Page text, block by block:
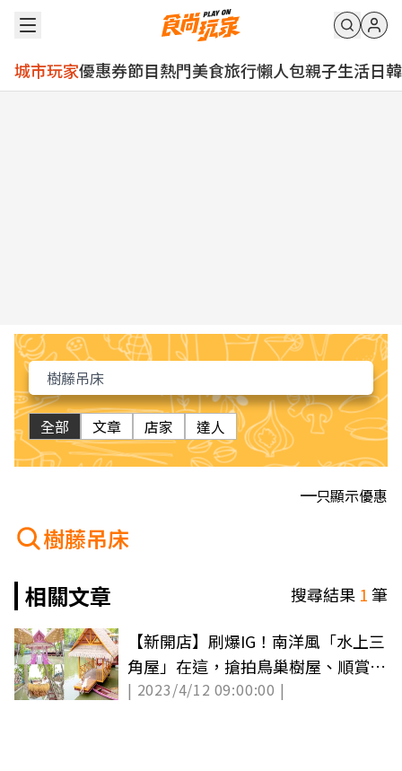
城市玩家優惠券節目熱門美食旅行懶人包親子生活日韓
全部 文章 店家 達人
只顯示優惠
樹藤吊床
相關文章
搜尋結果 1筆
【新開店】刷爆IG！南洋風「水上三
角屋」在這，搶拍鳥巢樹屋、順賞滿
開花旗木
| 2023/4/12 09:00:00 |